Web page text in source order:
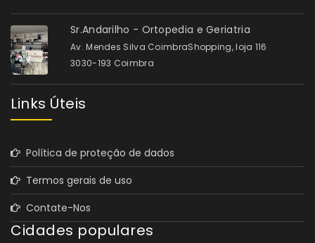
Sr.Andarilho - Ortopedia e Geriatria
Av. Mendes Silva CoimbraShopping, loja 116
3030-193 Coimbra
Links Úteis
Política de proteção de dados
Termos gerais de uso
Contate-Nos
Cidades populares